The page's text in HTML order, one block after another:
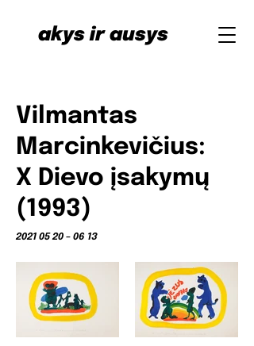
akys ir ausys
Vilmantas
Marcinkevičius:
X Dievo įsakymų
(1993)
2021 05 20 – 06 13